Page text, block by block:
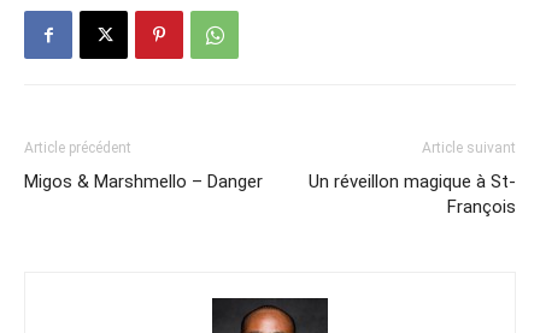
Article précédent
Migos & Marshmello – Danger
Article suivant
Un réveillon magique à St-
François